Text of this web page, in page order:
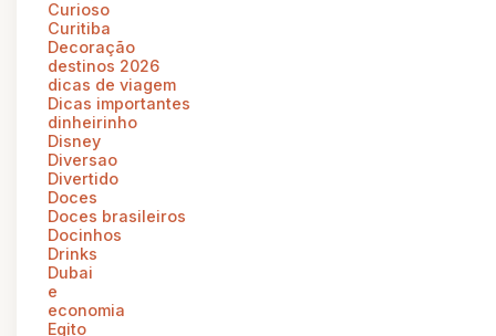
Curioso
Curitiba
Decoração
destinos 2026
dicas de viagem
Dicas importantes
dinheirinho
Disney
Diversao
Divertido
Doces
Doces brasileiros
Docinhos
Drinks
Dubai
e
economia
Egito